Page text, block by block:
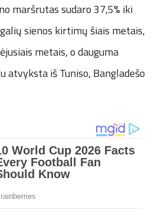
maršrutas sudaro 37,5% iki
sienos kirtimų šiais metais,
metais, o dauguma
atvyksta iš Tuniso, Bangladešo